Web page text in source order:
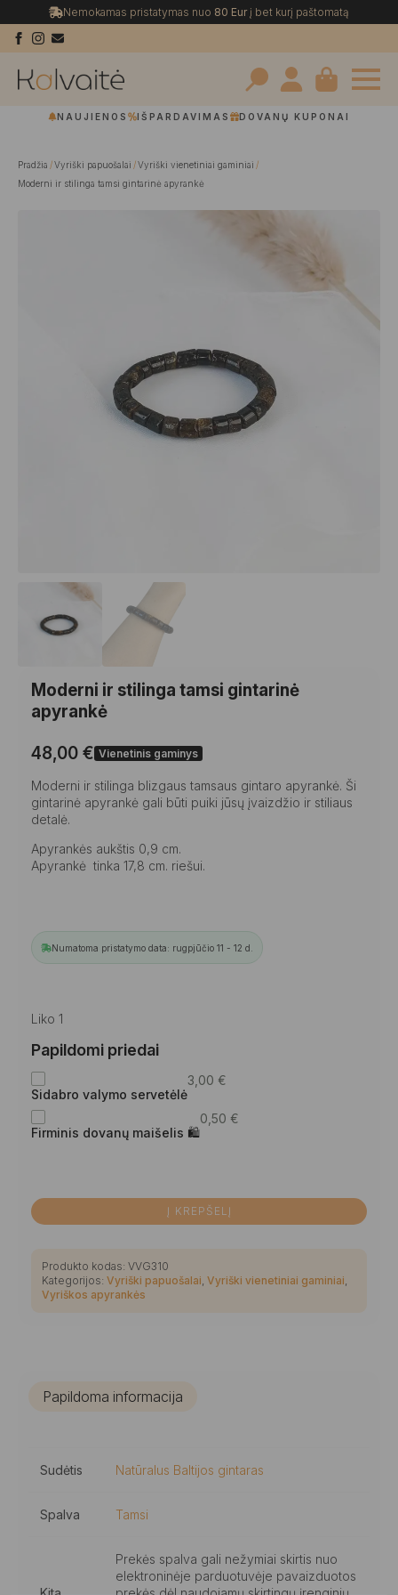
Nemokamas pristatymas nuo 80 Eurį bet kurį paštomatą
Search
NAUJIENOS IŠPARDAVIMAS DOVANŲ KUPONAI
Pradžia Vyriški papuošalai
Vyriški vienetiniai gaminiai
Moderni ir stilinga tamsi gintarinė apyrankė
Moderni ir stilinga tamsi gintarinė
apyrankė
48,00 € Vienetinis gaminys
Moderni ir stilinga blizgaus tamsaus gintaro apyrankė. Ši
gintarinė apyrankė gali būti puiki jūsų įvaizdžio ir stiliaus
detalė.
Apyrankės aukštis 0,9 cm.
Apyrankė tinka 17,8 cm. riešui.
Numatoma pristatymo data: rugpjūčio 11 - 12 d.
Liko 1
Papildomi priedai
Sidabro valymo servetėlė
3,00 €
Firminis dovanų maišelis 🛍
0,50 €
Į KREPŠELĮ
Produkto kodas: VVG310
Kategorijos: Vyriški papuošalai Vyriški vienetiniai gaminiai
Vyriškos apyrankės
Papildoma informacija
Sudėtis Natūralus Baltijos gintaras
Spalva Tamsi
Prekės spalva gali nežymiai skirtis nuo
elektroninėje parduotuvėje pavaizduotos